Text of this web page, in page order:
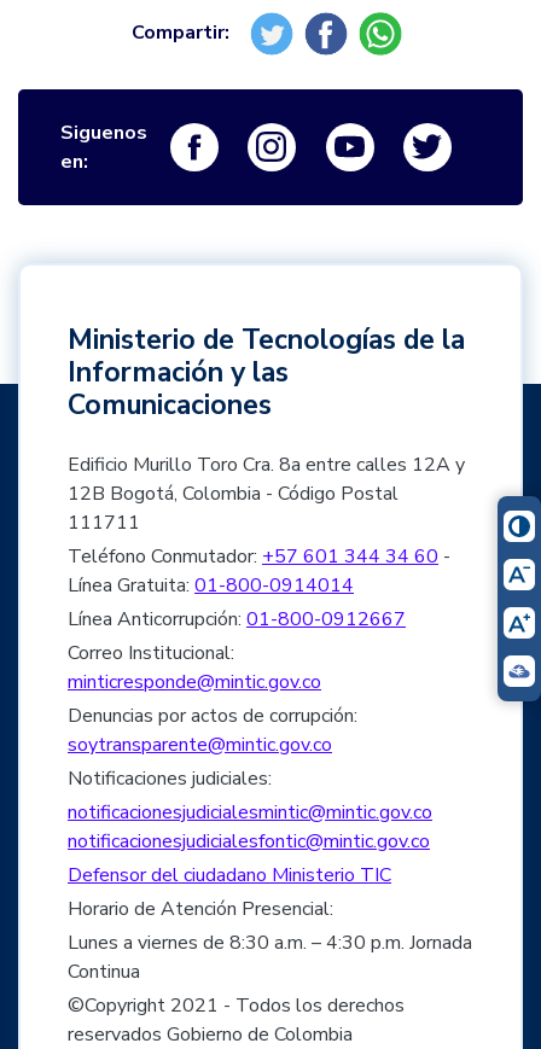
Siguenos
en:
Logo FacebookLogo InstagramLogo Youtube
Ministerio de Tecnologías de la
Información y las
Comunicaciones
Edificio Murillo Toro Cra. 8a entre calles 12A y
12B Bogotá, Colombia - Código Postal
111711
Teléfono Conmutador: +57 601 344 34 60 -
Línea Gratuita: 01-800-0914014
Línea Anticorrupción: 01-800-0912667
Correo Institucional:
minticresponde@mintic.gov.co
Denuncias por actos de corrupción:
soytransparente@mintic.gov.co
Notificaciones judiciales:
notificacionesjudicialesmintic@mintic.gov.co
notificacionesjudicialesfontic@mintic.gov.co
Defensor del ciudadano Ministerio TIC
Horario de Atención Presencial:
Lunes a viernes de 8:30 a.m. – 4:30 p.m. Jornada
Continua
©Copyright 2021 - Todos los derechos
reservados Gobierno de Colombia